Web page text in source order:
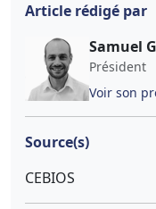
Article rédigé par
Samuel
Président
Voir son
Source(s)
CEBIOS